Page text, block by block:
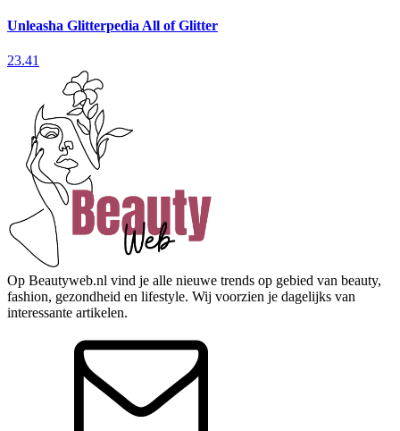
Unleasha Glitterpedia All of Glitter
23.41
Op Beautyweb.nl vind je alle nieuwe trends op gebied van beauty,
fashion, gezondheid en lifestyle. Wij voorzien je dagelijks van
interessante artikelen.